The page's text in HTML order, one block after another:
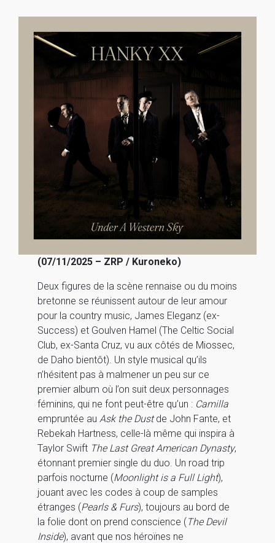
(07/11/2025 – ZRP / Kuroneko)
Deux figures de la scène rennaise ou du moins
bretonne se réunissent autour de leur amour
pour la country music, James Eleganz (ex-
Success) et Goulven Hamel (The Celtic Social
Club, ex-Santa Cruz, vu aux côtés de Miossec,
de Daho bientôt). Un style musical qu’ils
n’hésitent pas à malmener un peu sur ce
premier album où l’on suit deux personnages
féminins, qui ne font peut-être qu’un : Camilla
empruntée auAsk the Dustde John Fante, et
Rebekah Hartness, celle-là même qui inspira à
Taylor Swift The Last Great American Dynasty,
étonnant premier single du duo. Un road trip
parfois nocturne (Moonlight is a Full Light),
jouant avec les codes à coup de samples
étranges (Pearls & Furs), toujours au bord de
la folie dont on prend conscience (The Devil
Inside), avant que nos héroïnes ne